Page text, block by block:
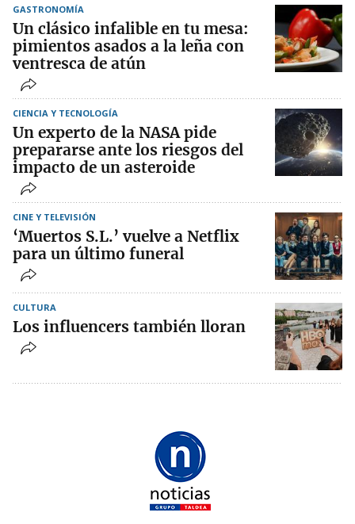
GASTRONOMÍA
Un clásico infalible en tu mesa:
pimientos asados a la leña con
ventresca de atún
CIENCIA Y TECNOLOGÍA
Un experto de la NASA pide
prepararse ante los riesgos del
impacto de un asteroide
CINE Y TELEVISIÓN
‘Muertos S.L.’ vuelve a Netflix
para un último funeral
CULTURA
Los influencers también lloran